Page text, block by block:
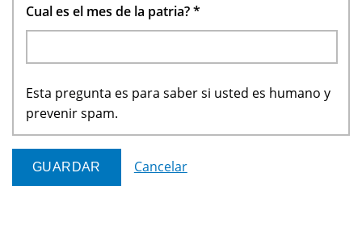
Cual es el mes de la patria?*
Esta pregunta es para saber si usted es humano y
prevenir spam.
Cancelar